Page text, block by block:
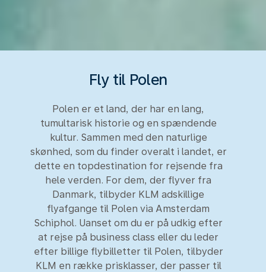
Fly til Polen
Polen er et land, der har en lang,
tumultarisk historie og en spændende
kultur. Sammen med den naturlige
skønhed, som du finder overalt i landet, er
dette en topdestination for rejsende fra
hele verden. For dem, der flyver fra
Danmark, tilbyder KLM adskillige
flyafgange til Polen via Amsterdam
Schiphol. Uanset om du er på udkig efter
at rejse på business class eller du leder
efter billige flybilletter til Polen, tilbyder
KLM en række prisklasser, der passer til